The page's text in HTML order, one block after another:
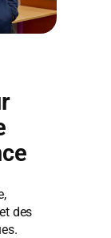
des